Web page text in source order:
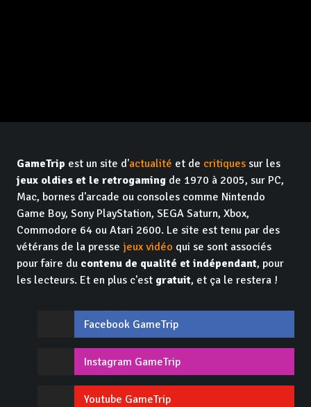
GameTrip est un site d'actualité et de critiques sur les
jeux oldies et le retrogaming de 1970 à 2005, sur PC,
Mac, bornes d'arcade ou consoles comme Nintendo
Game Boy, Sony PlayStation, SEGA Saturn, Xbox,
Commodore 64 ou Atari 2600. Le site est tenu par des
vétérans de la presse jeux vidéo qui se sont associés
pour faire du contenu de qualité et indépendant, pour
les lecteurs. Et en plus c'est gratuit, et ça le restera !
Facebook GameTrip
Instagram GameTrip
Youtube GameTrip